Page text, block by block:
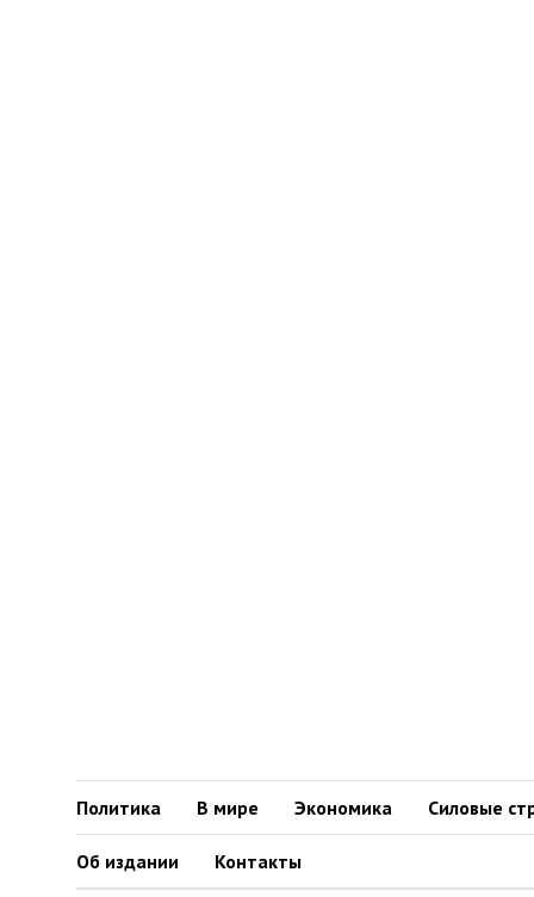
Политика В мире Экономика Силовые
Об издании Контакты